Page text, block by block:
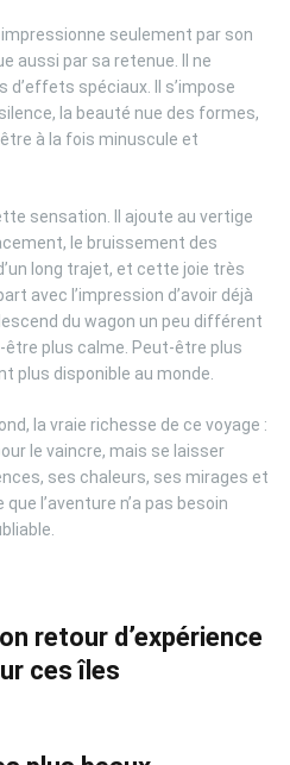
seulement par son
aussi par sa retenue. Il ne
d’effets spéciaux. Il s’impose
la beauté nue des formes,
à la fois minuscule et
sensation. Il ajoute au vertige
le bruissement des
long trajet, et cette joie très
avec l’impression d’avoir déjà
du wagon un peu différent
plus calme. Peut-être plus
plus disponible au monde.
la vraie richesse de ce voyage :
le vaincre, mais se laisser
ses chaleurs, ses mirages et
l’aventure n’a pas besoin
retour d’expérience
ces îles